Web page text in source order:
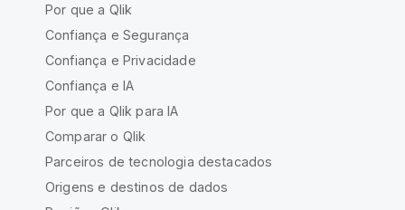
Por que a Qlik
Confiança e Segurança
Confiança e Privacidade
Confiança e IA
Por que a Qlik para IA
Comparar o Qlik
Parceiros de tecnologia destacados
Origens e destinos de dados